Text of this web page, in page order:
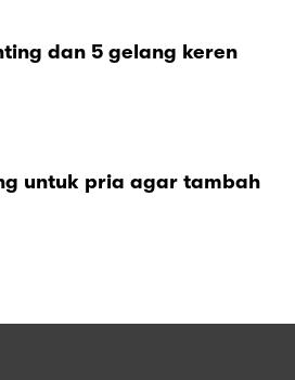
dan 5 gelang keren
untuk pria agar tambah